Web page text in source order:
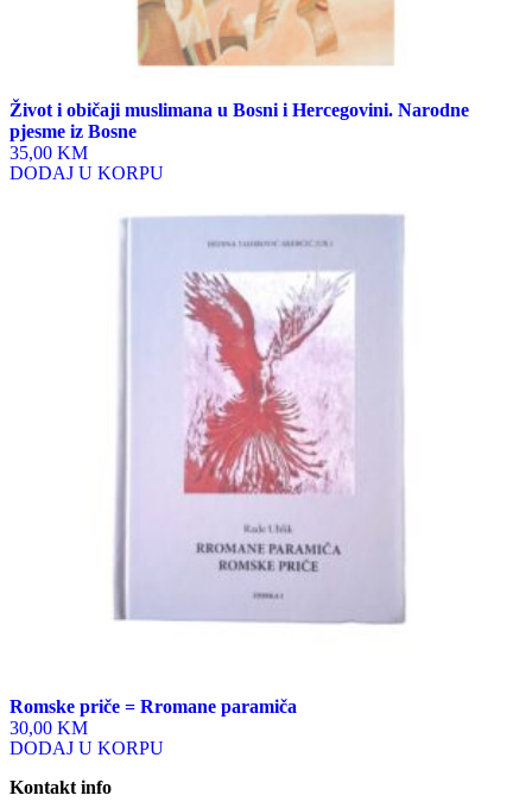
Život i običaji muslimana u Bosni i Hercegovini. Narodne
pjesme iz Bosne
35,00 KM
DODAJ U KORPU
Romske priče = Rromane paramiča
30,00 KM
DODAJ U KORPU
Kontakt info